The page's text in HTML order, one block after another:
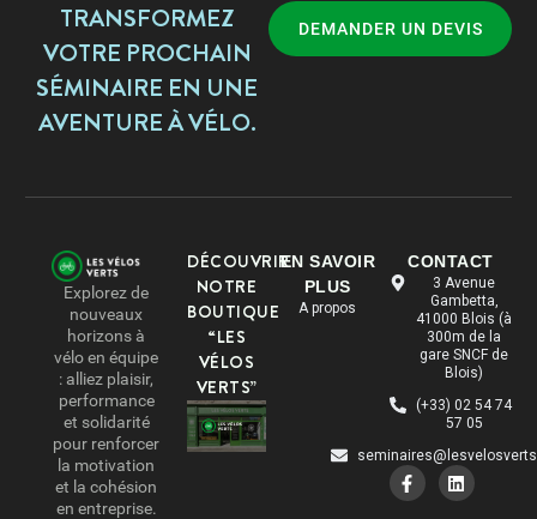
TRANSFORMEZ
VOTRE PROCHAIN
SÉMINAIRE EN UNE
AVENTURE À VÉLO.
DEMANDER UN DEVIS
Explorez de
nouveaux
horizons à
vélo en équipe
: alliez plaisir,
performance
et solidarité
pour renforcer
la motivation
et la cohésion
en entreprise.
DÉCOUVRIR
NOTRE
BOUTIQUE
“LES
VÉLOS
VERTS”
EN SAVOIR
PLUS
A propos
CONTACT
3 Avenue
Gambetta,
41000 Blois (à
300m de la
gare SNCF de
Blois)
(+33) 02 54 74
57 05